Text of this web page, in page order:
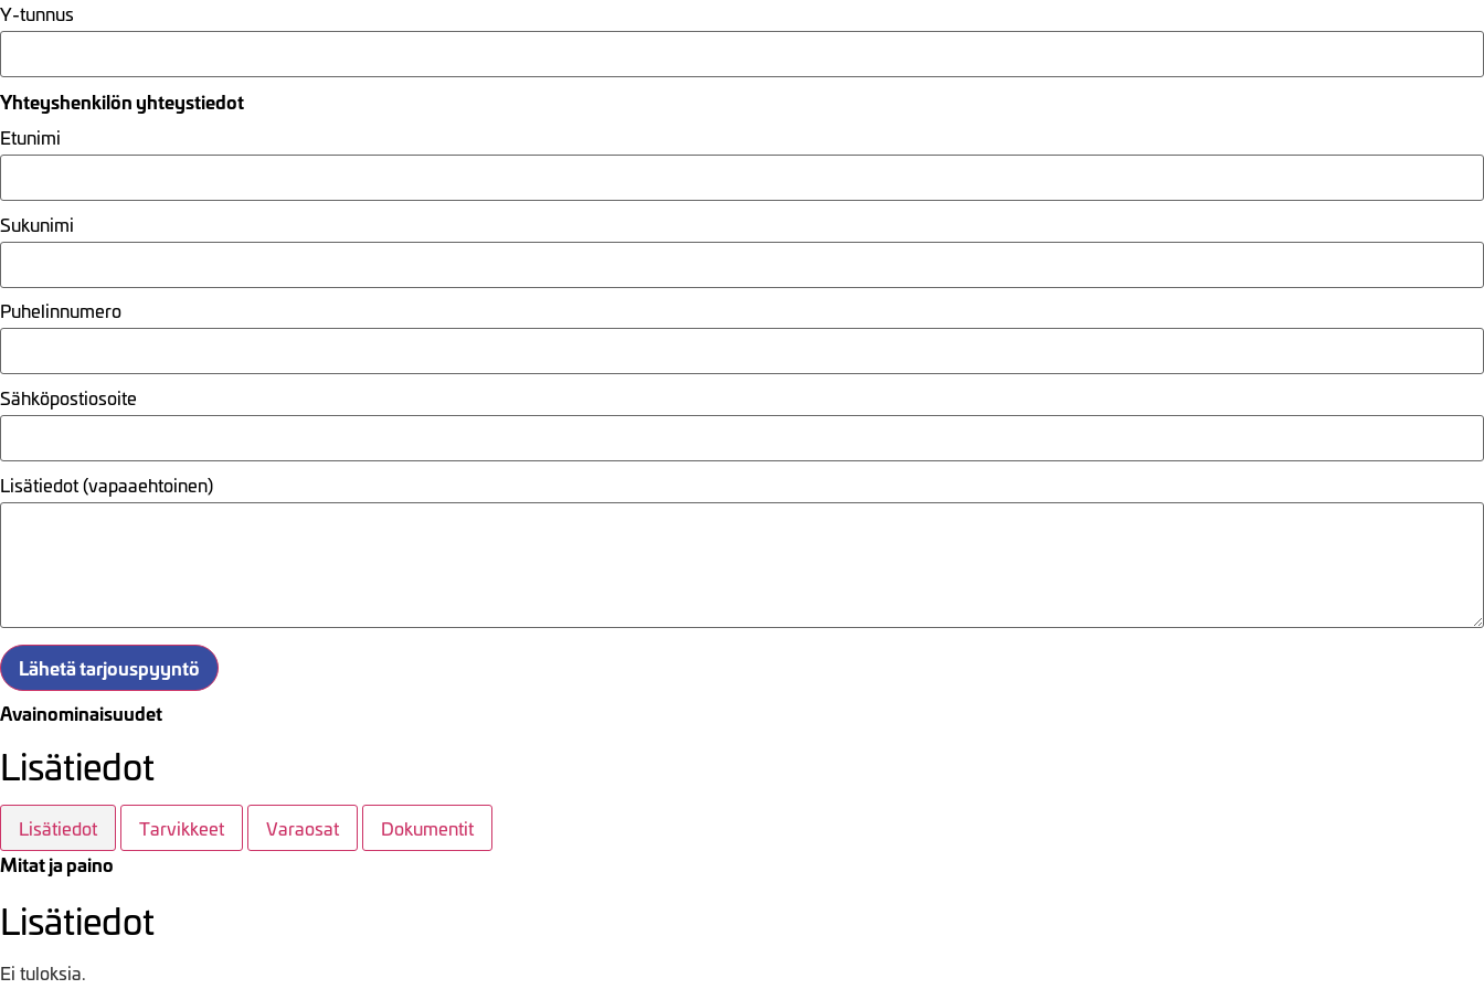
Y-tunnus
Yhteyshenkilön yhteystiedot
Etunimi
Sukunimi
Puhelinnumero
Sähköpostiosoite
Lisätiedot (vapaaehtoinen)
Lähetä tarjouspyyntö
Avainominaisuudet
Lisätiedot
Lisätiedot Tarvikkeet Varaosat Dokumentit
Mitat ja paino
Lisätiedot
Ei tuloksia.